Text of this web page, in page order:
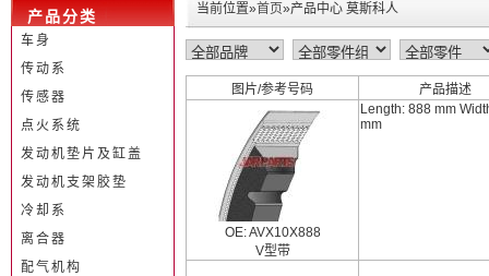
当前位置»首页»产品中心 莫斯科人
图片/参考号码 产品描述
OE: AVX10X888
V型带
Length: 888 mm
mm
产品分类
车身
传动系
传感器
点火系统
发动机垫片及缸盖
发动机支架胶垫
冷却系
离合器
配气机构